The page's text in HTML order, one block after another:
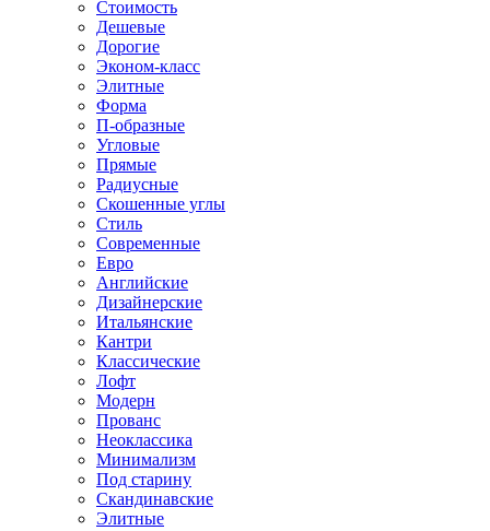
Стоимость
Дешевые
Дорогие
Эконом-класс
Элитные
Форма
П-образные
Угловые
Прямые
Радиусные
Скошенные углы
Стиль
Современные
Евро
Английские
Дизайнерские
Итальянские
Кантри
Классические
Лофт
Модерн
Прованс
Неоклассика
Минимализм
Под старину
Скандинавские
Элитные